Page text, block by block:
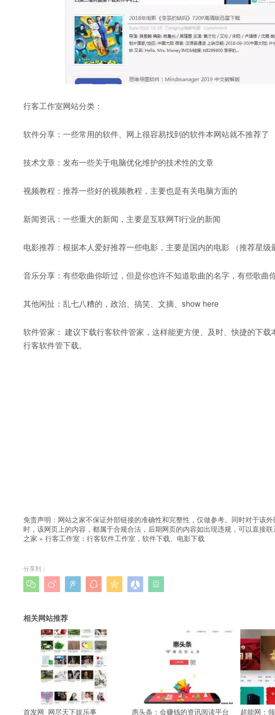
行客工作室网站分类：
软件分享：一些常用的软件、网上很容易找到的软件本网站就不推荐了
技术文章：发布一些关于电脑优化维护的技术性的文章
视频教程：推荐一些好的视频教程，主要也是有关电脑方面的
新闻资讯：一些重大的新闻，主要是互联网TI行业的新闻
电影推荐：根据本人爱好推荐一些电影，主要是国内的电影 （推荐星级
音乐分享：有些歌曲你听过，但是你也许不知道歌曲的名字，有些歌曲
其他闲扯：乱七八糟的，政治、搞笑、文摘、show here
软件管家： 建议下载行客软件管家，这样能更方便、及时、快捷的下
行客软件管下载。
免责声明：网站之家不保证外部链接的准确性和完整性，仅做参考。同时对于该
时，该网页上的内容，都属于合规合法，后期网页的内容如出现违规，可以直接
之家 » 行客工作室：行客软件工作室，软件下载、电影下载
分享到：
      
相关网站推荐
首发网_网尽天下娱乐事 惠头条：会赚钱的资讯阅读平台 超能网：